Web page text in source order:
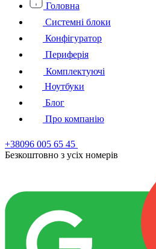
Головна
Системні блоки
Конфігуратор
Периферія
Комплектуючі
Ноутбуки
Блог
Про компанію
+38096 005 65 45
Безкоштовно з усiх номерiв